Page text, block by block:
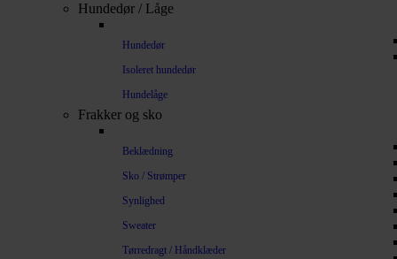
Hundedør / Låge
Hundedør
Isoleret hundedør
Hundelåge
Frakker og sko
Beklædning
Sko / Strømper
Synlighed
Sweater
Tørredragt / Håndklæder